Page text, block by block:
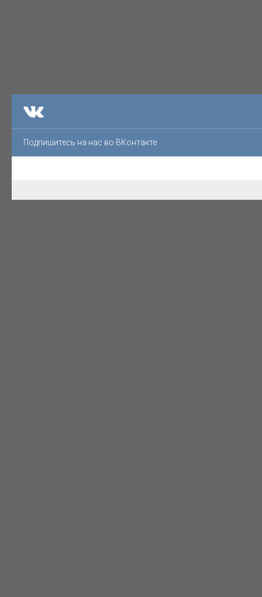
Подпишитесь на нас во ВКонтакте